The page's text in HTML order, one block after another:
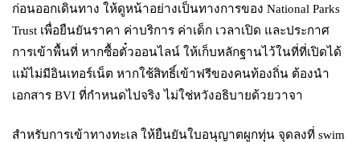
ก่อนออกเดินทาง ให้ดูหน้าอย่างเป็นทางการของ National Parks
Trust เพื่อยืนยันราคา ค่าบริการ ค่าเด็ก เวลาเปิด และประกาศ
การเข้าพื้นที่ หากซื้อตั๋วออนไลน์ ให้เก็บหลักฐานไว้ในที่ที่เปิดได้
แม้ไม่มีอินเทอร์เน็ต หากใช้สิทธิ์เข้าฟรีของคนท้องถิ่น ต้องนำ
เอกสาร BVI ที่กำหนดไปจริง ไม่ใช่หวังอธิบายด้วยวาจา
สำหรับการเข้าทางทะเล ให้ยืนยันใบอนุญาตผูกทุ่น จุดลงที่ swim